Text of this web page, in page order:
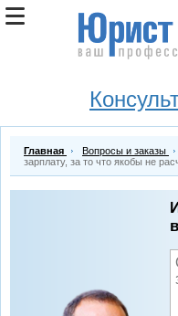
Главная Вопросы и заказы
зарплату, за то что якобы не